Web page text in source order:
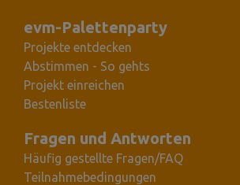
evm-Palettenparty
Projekte entdecken
Abstimmen - So gehts
Projekt einreichen
Bestenliste
Fragen und Antworten
Häufig gestellte Fragen/FAQ
Teilnahmebedingungen